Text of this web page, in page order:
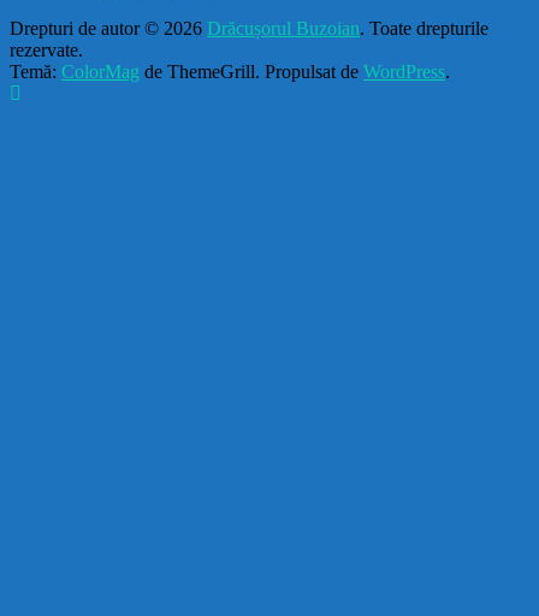
Drepturi de autor © 2026 Drăcușorul Buzoian. Toate drepturile
rezervate.
Temă: ColorMag de ThemeGrill. Propulsat de WordPress.